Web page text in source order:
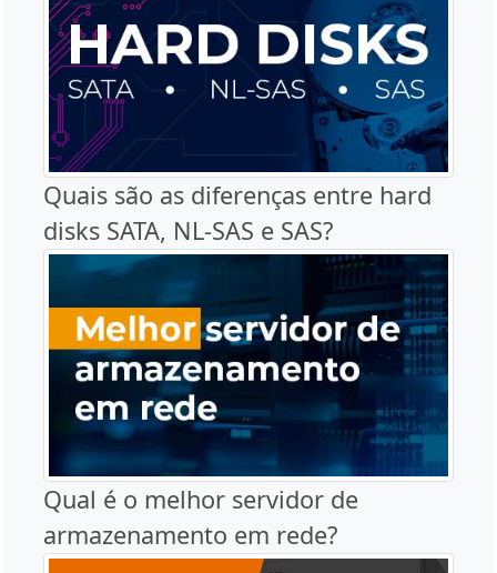
Quais são as diferenças entre hard
disks SATA, NL-SAS e SAS?
Qual é o melhor servidor de
armazenamento em rede?